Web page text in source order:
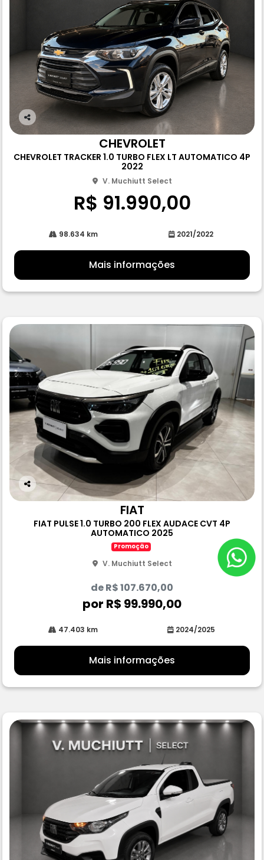
Co
rtil
CHEVROLET
CHEVROLET TRACKER 1.0 TURBO FLEX LT AUTOMATICO 4P
2022
V. Muchiutt Select
R$ 91.990,00
98.634 km 2021/2022
Mais informações
Co
FIAT
FIAT PULSE 1.0 TURBO 200 FLEX AUDACE CVT 4P
AUTOMATICO 2025
Promoção
V. Muchiutt Select
de R$ 107.670,00
por R$ 99.990,00
47.403 km 2024/2025
Mais informações